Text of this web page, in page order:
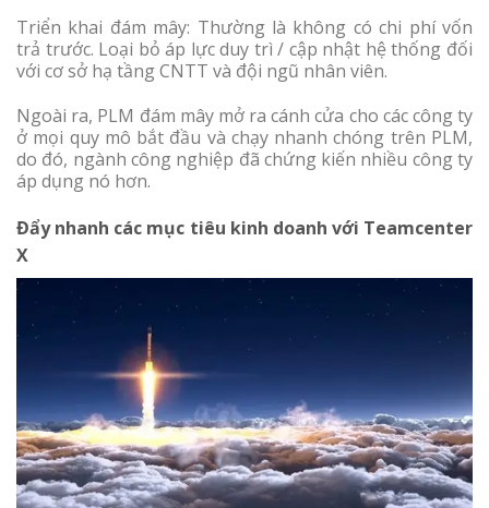
Triển khai đám mây: Thường là không có chi phí vốn
trả trước. Loại bỏ áp lực duy trì / cập nhật hệ thống đối
với cơ sở hạ tầng CNTT và đội ngũ nhân viên.
Ngoài ra, PLM đám mây mở ra cánh cửa cho các công ty
ở mọi quy mô bắt đầu và chạy nhanh chóng trên PLM,
do đó, ngành công nghiệp đã chứng kiến nhiều công ty
áp dụng nó hơn.
Đẩy nhanh các mục tiêu kinh doanh với Teamcenter
X